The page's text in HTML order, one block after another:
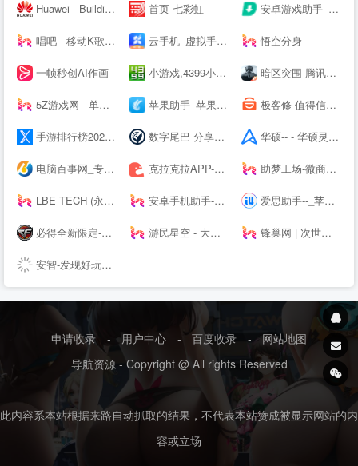
Huawei - Building a Fully Connected, Intelligent World 首页-七彩虹-- 安卓游戏助手_好玩的安卓游戏免费下载-骑士助手--
唱吧 - 移动K歌神器 云手机_虚拟手机_手机模拟器-双子星 悟空分身
一帧秒创AI作画 小游戏,4399小游戏,小游戏大全,双人小游戏大全 - www.4399.com 暗区突围-腾讯自研真硬核射击手游---腾讯游戏
5Z游戏网 - 单机游戏_单机游戏下载_单机游戏门户 苹果助手_苹果手机助手_同步网络官方下载 极客修-值得信赖的上门维修平台|手机维修|电脑维修|家电维修清洗
手游排行榜2021前十名_热门好玩的手游推荐_最新手机游戏APP下载 - 续航之家 数字尾巴 分享美好数字生活 华硕-- - 华硕灵耀X双屏Pro 2022新品上市,12期免息,晒单好礼!
电脑百事网_专业的IT技术网站 关注手机、电脑、科技 克拉克拉APP-漫播APP-声咚APP-克拉克拉---漫播---声咚---克拉克拉直播-漫播广播剧-声咚问答匹配 助梦工场-微商水印相机，微脉圈，微脉输入法
LBE TECH (永杨安风) - 全球安卓技术先锋 安卓手机助手-PP助手-- 爱思助手--_苹果助手_苹果刷机助手_苹果越狱助手
必得全新限定-穿越火线---腾讯游戏 游民星空 - 大型单机游戏门户 提供特色单机游戏资讯、下载 锋巢网 | 次世代生活科技
安智-发现好玩的【安智--】
申请收录 - 用户中心 - 百度收录 -
网站地图
导航资源 - Copyright @ All rights Reserved
此内容系本站根据来路自动抓取的结果，不代表本站赞成被显示网站的内
容或立场